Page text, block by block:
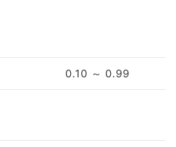
0.10 ～ 0.99